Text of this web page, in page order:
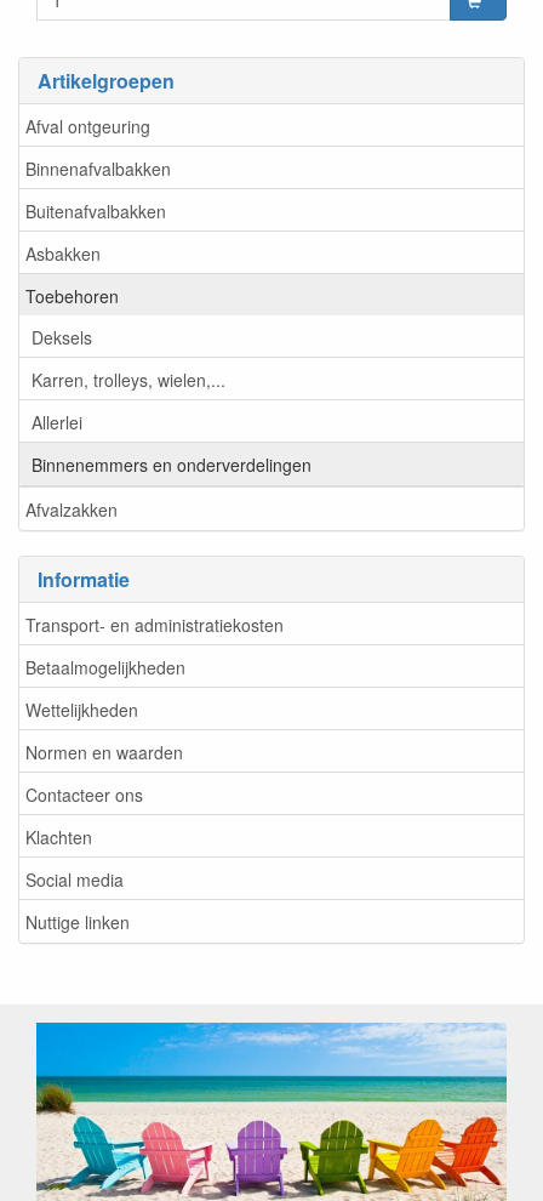
Artikelgroepen
Afval ontgeuring
Binnenafvalbakken
Buitenafvalbakken
Asbakken
Toebehoren
Deksels
Karren, trolleys, wielen,...
Allerlei
Binnenemmers en onderverdelingen
Afvalzakken
Informatie
Transport- en administratiekosten
Betaalmogelijkheden
Wettelijkheden
Normen en waarden
Contacteer ons
Klachten
Social media
Nuttige linken